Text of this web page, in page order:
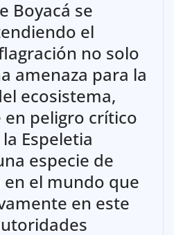
Boyacá se
el
no solo
amenaza para la
ecosistema,
peligro crítico
Espeletia
especie de
el mundo que
en este